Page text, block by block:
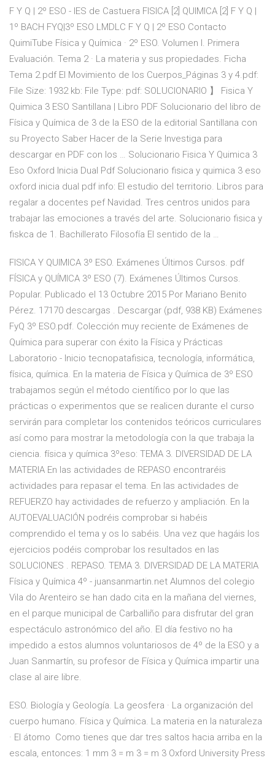
F Y Q | 2º ESO - IES de Castuera FISICA [2] QUIMICA [2] F Y Q |
1º BACH FYQ|3º ESO LMDLC F Y Q | 2º ESO Contacto
QuimiTube Física y Química · 2º ESO. Volumen I. Primera
Evaluación. Tema 2 · La materia y sus propiedades. Ficha
Tema 2.pdf El Movimiento de los Cuerpos_Páginas 3 y 4.pdf:
File Size: 1932 kb: File Type: pdf: SOLUCIONARIO 】 Fisica Y
Quimica 3 ESO Santillana | Libro PDF Solucionario del libro de
Física y Química de 3 de la ESO de la editorial Santillana con
su Proyecto Saber Hacer de la Serie Investiga para
descargar en PDF con los … Solucionario Fisica Y Quimica 3
Eso Oxford Inicia Dual Pdf Solucionario fisica y quimica 3 eso
oxford inicia dual pdf info: El estudio del territorio. Libros para
regalar a docentes pef Navidad. Tres centros unidos para
trabajar las emociones a través del arte. Solucionario fisica y
fiskca de 1. Bachillerato Filosofía El sentido de la …
FISICA Y QUIMICA 3º ESO. Exámenes Últimos Cursos. pdf
FÍSICA y QUÍMICA 3º ESO (7). Exámenes Últimos Cursos.
Popular. Publicado el 13 Octubre 2015 Por Mariano Benito
Pérez. 17170 descargas . Descargar (pdf, 938 KB) Exámenes
FyQ 3º ESO.pdf. Colección muy reciente de Exámenes de
Química para superar con éxito la Física y Prácticas
Laboratorio - Inicio tecnopatafisica, tecnología, informática,
física, química. En la materia de Física y Química de 3º ESO
trabajamos según el método científico por lo que las
prácticas o experimentos que se realicen durante el curso
servirán para completar los contenidos teóricos curriculares
así como para mostrar la metodología con la que trabaja la
ciencia. física y química 3ºeso: TEMA 3. DIVERSIDAD DE LA
MATERIA En las actividades de REPASO encontraréis
actividades para repasar el tema. En las actividades de
REFUERZO hay actividades de refuerzo y ampliación. En la
AUTOEVALUACIÓN podréis comprobar si habéis
comprendido el tema y os lo sabéis. Una vez que hagáis los
ejercicios podéis comprobar los resultados en las
SOLUCIONES . REPASO. TEMA 3. DIVERSIDAD DE LA MATERIA
Física y Química 4º - juansanmartin.net Alumnos del colegio
Vila do Arenteiro se han dado cita en la mañana del viernes,
en el parque municipal de Carballiño para disfrutar del gran
espectáculo astronómico del año. El día festivo no ha
impedido a estos alumnos voluntariosos de 4º de la ESO y a
Juan Sanmartín, su profesor de Física y Química impartir una
clase al aire libre.
ESO. Biología y Geología. La geosfera · La organización del
cuerpo humano. Física y Química. La materia en la naturaleza
· El átomo Como tienes que dar tres saltos hacia arriba en la
escala, entonces: 1 mm 3 = m 3 = m 3 Oxford University Press